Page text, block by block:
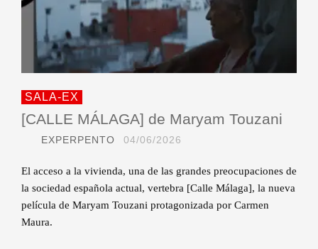
SALA-EX
[CALLE MÁLAGA] de Maryam Touzani
EXPERPENTO 04/06/2026
El acceso a la vivienda, una de las grandes preocupaciones de
la sociedad española actual, vertebra [Calle Málaga], la nueva
película de Maryam Touzani protagonizada por Carmen
Maura.